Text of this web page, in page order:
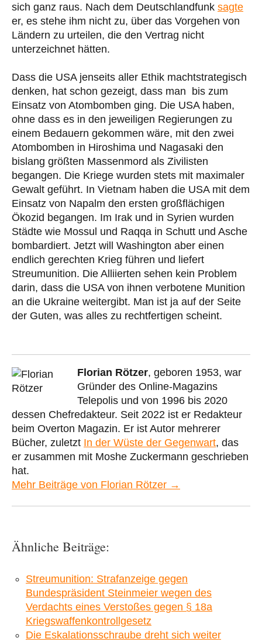
sich ganz raus. Nach dem Deutschlandfunk sagte
er, es stehe ihm nicht zu, über das Vorgehen von
Ländern zu urteilen, die den Vertrag nicht
unterzeichnet hätten.
Dass die USA jenseits aller Ethik machtstrategisch
denken, hat schon gezeigt, dass man bis zum
Einsatz von Atombomben ging. Die USA haben,
ohne dass es in den jeweiligen Regierungen zu
einem Bedauern gekommen wäre, mit den zwei
Atombomben in Hiroshima und Nagasaki den
bislang größten Massenmord als Zivilisten
begangen. Die Kriege wurden stets mit maximaler
Gewalt geführt. In Vietnam haben die USA mit dem
Einsatz von Napalm den ersten großflächigen
Ökozid begangen. Im Irak und in Syrien wurden
Städte wie Mossul und Raqqa in Schutt und Asche
bombardiert. Jetzt will Washington aber einen
endlich gerechten Krieg führen und liefert
Streumunition. Die Alliierten sehen kein Problem
darin, dass die USA von ihnen verbotene Munition
an die Ukraine weitergibt. Man ist ja auf der Seite
der Guten, was alles zu rechtfertigen scheint.
Florian Rötzer, geboren 1953, war
Gründer des Online-Magazins
Telepolis und von 1996 bis 2020
dessen Chefredakteur. Seit 2022 ist er Redakteur
beim Overton Magazin. Er ist Autor mehrerer
Bücher, zuletzt In der Wüste der Gegenwart, das
er zusammen mit Moshe Zuckermann geschrieben
hat.
Mehr Beiträge von Florian Rötzer →
Ähnliche Beiträge:
Streumunition: Strafanzeige gegen
Bundespräsident Steinmeier wegen des
Verdachts eines Verstoßes gegen § 18a
Kriegswaffenkontrollgesetz
Die Eskalationsschraube dreht sich weiter